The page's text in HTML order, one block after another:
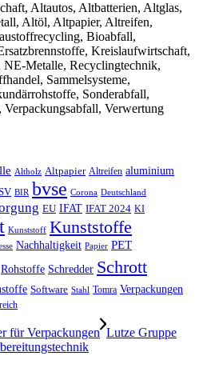
Altautos, Altbatterien, Altglas,
Altöl, Altpapier, Altreifen,
Bioabfall,
Kreislaufwirtschaft,
Metalle, Recyclingtechnik,
Sammelsysteme,
Sonderabfall,
Verwertung
Altholz Altpapier Altreifen aluminium
BIR bvse Corona Deutschland
EU IFAT IFAT 2024 KI
Kunststoff Kunststoffe
Nachhaltigkeit Papier PET
Rohstoffe Schredder Schrott
Software Stahl Tomra Verpackungen
für Verpackungen Lutze Gruppe